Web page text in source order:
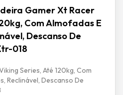
Gamer Xt Racer
Com Almofadas E
Descanso De
018
Series, Até 120kg, Com
Reclinável, Descanso De